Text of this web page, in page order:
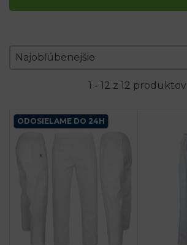
Zoradenie produktov
Sort content
Najobľúbenejšie
Sort content
1 - 12 z 12 produktov
ODOSIELAME DO 24H